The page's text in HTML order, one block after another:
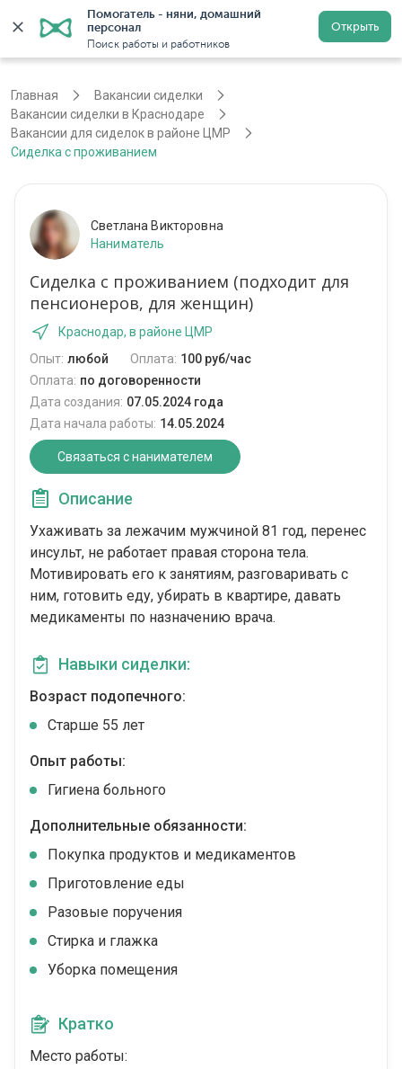
Помогатель - няни, домашний
персонал
Поиск работы и работников
Открыть
Краснодар Регистрация
Главная
Вакансии сиделки
Вакансии сиделки в Краснодаре
Вакансии для сиделок в районе ЦМР
Сиделка с проживанием
Светлана Викторовна
Наниматель
Сиделка с проживанием (подходит для
пенсионеров, для женщин)
Краснодар, в районе ЦМР
Опыт: любой Оплата: 100 руб/час
Оплата: по договоренности
Дата создания: 07.05.2024 года
Дата начала работы: 14.05.2024
Связаться с нанимателем
Описание
Ухаживать за лежачим мужчиной 81 год, перенес
инсульт, не работает правая сторона тела.
Мотивировать его к занятиям, разговаривать с
ним, готовить еду, убирать в квартире, давать
медикаменты по назначению врача.
Навыки сиделки:
Возраст подопечного:
Cтарше 55 лет
Опыт работы:
Гигиена больного
Дополнительные обязанности:
Покупка продуктов и медикаментов
Приготовление еды
Разовые поручения
Стирка и глажка
Уборка помещения
Кратко
Место работы: